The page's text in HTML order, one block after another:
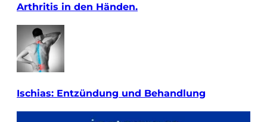
Arthritis in den Händen.
Ischias: Entzündung und Behandlung